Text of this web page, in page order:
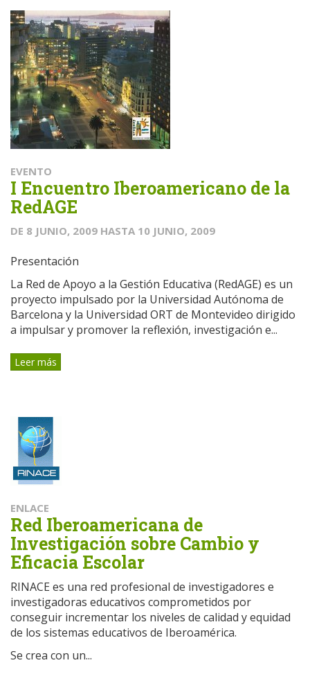
EVENTO
I Encuentro Iberoamericano de la
RedAGE
DE 8 JUNIO, 2009 HASTA 10 JUNIO, 2009
Presentación
La Red de Apoyo a la Gestión Educativa (RedAGE) es un
proyecto impulsado por la Universidad Autónoma de
Barcelona y la Universidad ORT de Montevideo dirigido
a impulsar y promover la reflexión, investigación e...
Leer más
ENLACE
Red Iberoamericana de
Investigación sobre Cambio y
Eficacia Escolar
RINACE es una red profesional de investigadores e
investigadoras educativos comprometidos por
conseguir incrementar los niveles de calidad y equidad
de los sistemas educativos de Iberoamérica.
Se crea con un...